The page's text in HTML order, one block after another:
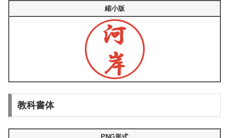
縮小版
教科書体